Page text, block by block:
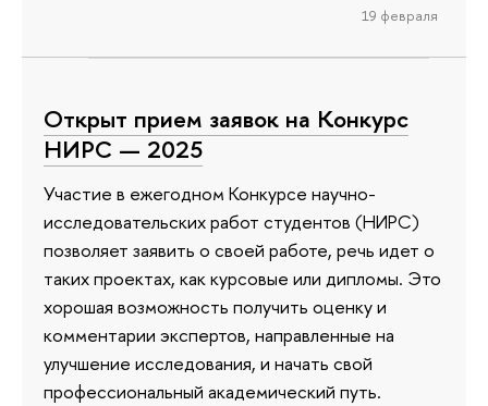
19 февраля
Открыт прием заявок на Конкурс
НИРС — 2025
Участие в ежегодном Конкурсе научно-
исследовательских работ студентов (НИРС)
позволяет заявить о своей работе, речь идет о
таких проектах, как курсовые или дипломы. Это
хорошая возможность получить оценку и
комментарии экспертов, направленные на
улучшение исследования, и начать свой
профессиональный академический путь.